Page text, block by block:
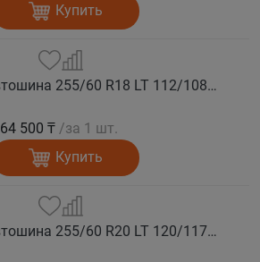
Купить
COMFORSER Автошина 255/60 R18 LT 112/108S CF1100 RWL лето
64 500 ₸ /за 1 шт.
Купить
COMFORSER Автошина 255/60 R20 LT 120/117S CF1100 10PR RWL лето